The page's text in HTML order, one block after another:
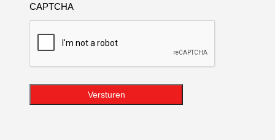
CAPTCHA
Versturen